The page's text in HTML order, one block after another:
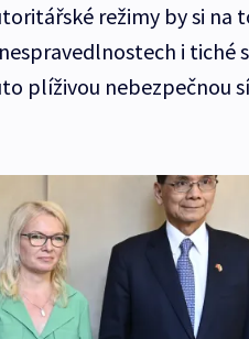
režimy by si na
i tiché
plíživou nebezpečnou